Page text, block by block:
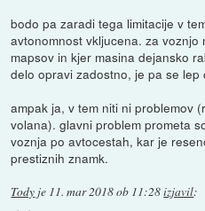
bodo pa zaradi tega limitacije v
avtonomnost vkljucena. za
mapsov in kjer masina dejansko
delo opravi zadostno, je pa se lep
ampak ja, v tem niti ni problemov
volana). glavni problem prometa
voznja po avtocestah, kar je
prestiznih znamk.
Tody je 11. mar 2018 ob 11:28izjavil: